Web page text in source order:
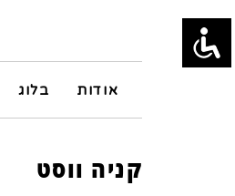
אודות בלוג
קניה ווסט